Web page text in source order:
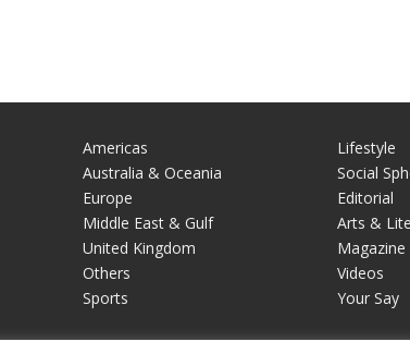
Americas
Australia & Oceania
Europe
Middle East & Gulf
United Kingdom
Others
Sports
Lifestyle
Social
Editorial
Arts &
Magazine
Videos
Your Say